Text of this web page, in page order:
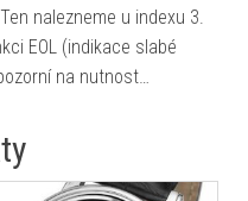
nalezneme u indexu 3.
EOL (indikace slabé
na nutnost…